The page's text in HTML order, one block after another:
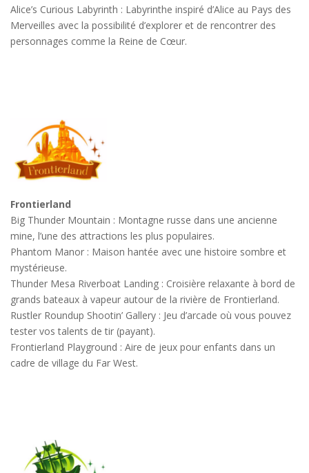
Alice’s Curious Labyrinth : Labyrinthe inspiré d’Alice au Pays des
Merveilles avec la possibilité d’explorer et de rencontrer des
personnages comme la Reine de Cœur.
Frontierland
Big Thunder Mountain : Montagne russe dans une ancienne
mine, l’une des attractions les plus populaires.
Phantom Manor : Maison hantée avec une histoire sombre et
mystérieuse.
Thunder Mesa Riverboat Landing : Croisière relaxante à bord de
grands bateaux à vapeur autour de la rivière de Frontierland.
Rustler Roundup Shootin’ Gallery : Jeu d’arcade où vous pouvez
tester vos talents de tir (payant).
Frontierland Playground : Aire de jeux pour enfants dans un
cadre de village du Far West.